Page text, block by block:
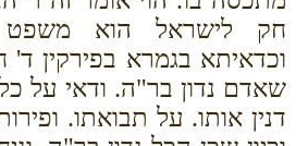
חק לישראל הוא משפט
וכדאיתא בגמרא בפירקין ד'
שאדם נדון בר"ה. ודאי על
דנין אותו. על תבואתו.